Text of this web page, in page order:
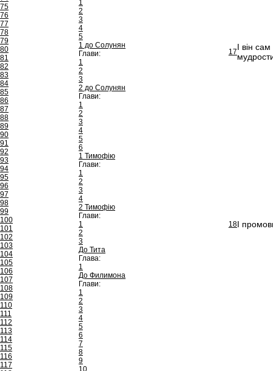
75
76
77
78
79
80
81
82
83
84
85
86
87
88
89
90
91
92
93
94
95
96
97
98
99
100
101
102
103
104
105
106
107
108
109
110
111
112
113
114
115
116
117
1
2
3
4
5
1 до Солунян
Глави:
1
2
3
2 до Солунян
Глави:
1
2
3
4
5
6
1 Тимофію
Глави:
1
2
3
4
2 Тимофію
Глави:
1
2
3
До Тита
Глава:
1
До Филимона
Глави:
1
2
3
4
5
6
7
8
9
10
17І він
18І